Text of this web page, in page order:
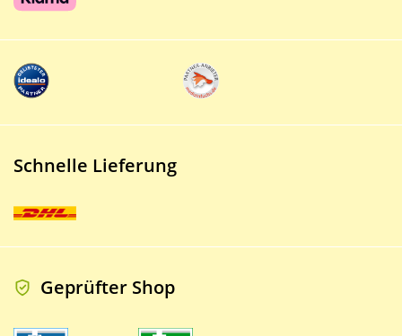
Schnelle Lieferung
Geprüfter Shop